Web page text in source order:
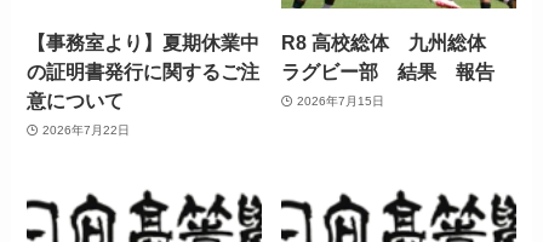
【事務室より】夏期休業中
の証明書発行に関するご注
意について
2026年7月22日
R8 高校総体 九州総体
ラグビー部 結果 報告
2026年7月15日